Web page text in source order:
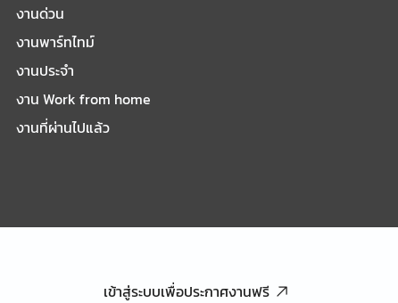
งานด่วน
งานพาร์ทไทม์
งานประจำ
งาน Work from home
งานที่ผ่านไปแล้ว
เข้าสู่ระบบเพื่อประกาศงานฟรี